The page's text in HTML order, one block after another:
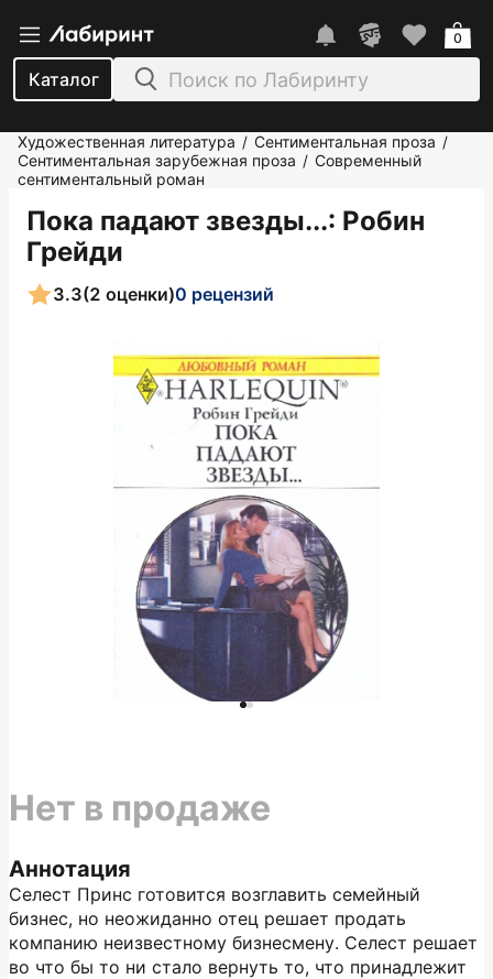
Каталог
0
Художественная литература / Сентиментальная проза /
Сентиментальная зарубежная проза / Современный
сентиментальный роман
Пока падают звезды...: Робин
Грейди
3.3(2 оценки)0 рецензий
Аннотация
Селест Принс готовится возглавить семейный
бизнес, но неожиданно отец решает продать
компанию неизвестному бизнесмену. Селест решает
во что бы то ни стало вернуть то, что принадлежит
Нет в продаже